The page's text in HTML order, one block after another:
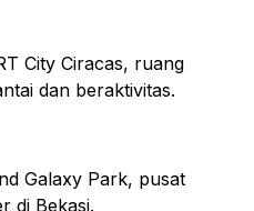
City Ciracas, ruang
dan beraktivitas.
Galaxy Park, pusat
di Bekasi.